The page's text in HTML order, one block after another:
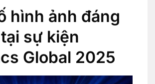
hình ảnh đáng
sự kiện
Global 2025